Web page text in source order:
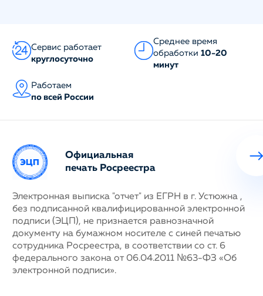
Сервис работает
круглосуточно
Среднее время
обработки 10-20
минут
Работаем
по всей России
Официальная
печать Росреестра
Электронная выписка "отчет" из ЕГРН в г. Устюжна ,
без подписанной квалифицированной электронной
подписи (ЭЦП), не признается равнозначной
документу на бумажном носителе с синей печатью
сотрудника Росреестра, в соответствии со ст. 6
федерального закона от 06.04.2011 №63-ФЗ «Об
электронной подписи».